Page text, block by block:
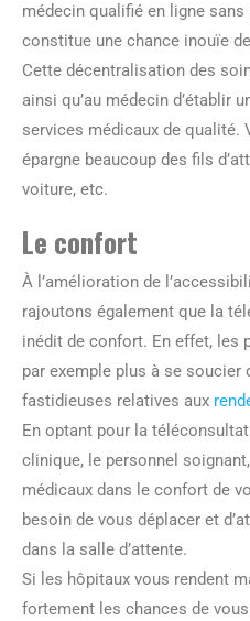
médecin qualifié en ligne
constitue une chance inouïe
Cette décentralisation des
ainsi qu’au médecin d’établir
services médicaux de qualité.
épargne beaucoup des fils
voiture, etc.
Le confort
À l’amélioration de
rajoutons également que la
inédit de confort. En effet, les
par exemple plus à se
fastidieuses relatives aux
En optant pour la
clinique, le personnel
médicaux dans le confort de
besoin de vous déplacer et
dans la salle d’attente.
Si les hôpitaux vous rendent
fortement les chances de